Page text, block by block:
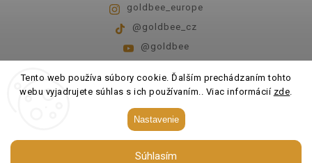
Tento web používa súbory cookie. Ďalším prechádzaním tohto
webu vyjadrujete súhlas s ich používaním.. Viac informácií zde.
Nastavenie
Súhlasím
goldbee_europe
@goldbee_cz
@goldbee
Pondelok - piatok 8:00-14:00
GoldBee. Všetky práva vyhradené.
Upraviť nastavenie cookies
Shoptet| Design